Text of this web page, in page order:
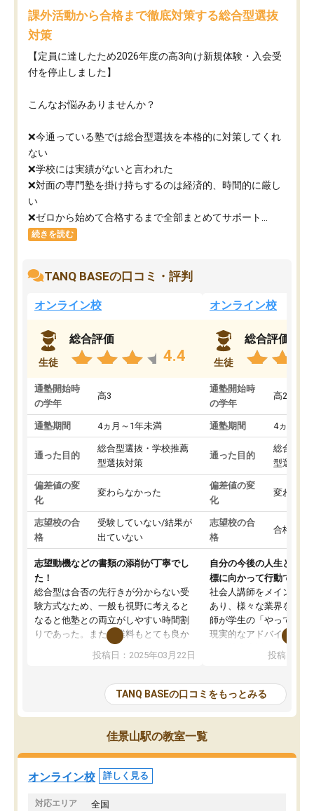
課外活動から合格まで徹底対策する総合型選抜
対策
【定員に達したため2026年度の高3向け新規体験・入会受
付を停止しました】
こんなお悩みありませんか？
❌今通っている塾では総合型選抜を本格的に対策してくれ
ない
❌学校には実績がないと言われた
❌対面の専門塾を掛け持ちするのは経済的、時間的に厳し
い
❌ゼロから始めて合格するまで全部まとめてサポート...
続きを読む
TANQ BASEの口コミ・評判
オンライン校
生徒
総合評価
4.4
通塾開始時
の学年
高3
通塾期間 4ヵ月～1年未満
通った目的
総合型選抜・学校推薦
型選抜対策
偏差値の変
化
変わらなかった
志望校の合
格
受験していない/結果が
出ていない
志望動機などの書類の添削が丁寧でし
た！
総合型は合否の先行きが分からない受
験方式なため、一般も視野に考えると
なると他塾との両立がしやすい時間割
りであった。また授業料もとても良か
総合型の多くの塾は大学生が見ること
大学生の目だけでなく、数人の大人に
も目を通して頂ける。そのため多くの
意見を聞くことができ、より良いもの
を推敲することが可能だ。
どの人も優しく、親身に接してくださ
るのでやる気も出て、良かったで
す！！
投稿日：2025年03月22日
オンライン校
生徒
総合評価
通塾開始時
の学年
高2
通塾期間 4ヵ月～1
通った目的
総合型選
型選抜対
偏差値の変
化
変わらな
志望校の合
格
合格した
自分の今後の人生と真剣
標に向かって行動できる
社会人講師をメインとし
あり、様々な業界を経験
師が学生の「やってみた
現実的なアドバイスを行
分野について学生知識
総合型選抜対策として志
接・小論文などの技術指
ション内容になっていま
を社会人として働いてい
投稿日：
TANQ BASEの口コミをもっとみる
佳景山駅の教室一覧
オンライン校 詳しく見る
対応エリア 全国